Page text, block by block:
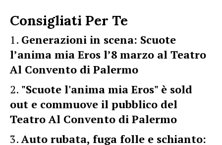
Consigliati Per Te
Generazioni in scena: Scuote
l’anima mia Eros l’8 marzo al Teatro
Al Convento di Palermo
"Scuote l'anima mia Eros" è sold
out e commuove il pubblico del
Teatro Al Convento di Palermo
Auto rubata, fuga folle e schianto: